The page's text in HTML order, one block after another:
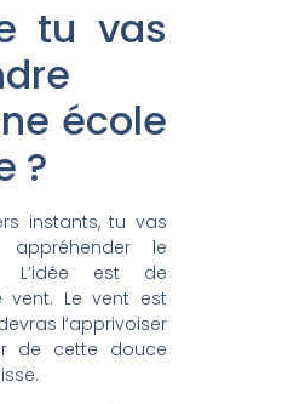
tu vas
école
?
instants, tu vas
le
L’idée est de
vent. Le vent est
l’apprivoiser
de cette douce